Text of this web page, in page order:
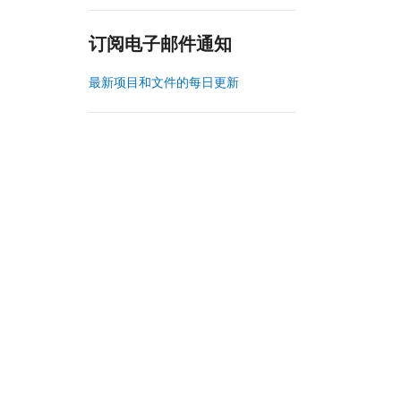
订阅电子邮件通知
最新项目和文件的每日更新